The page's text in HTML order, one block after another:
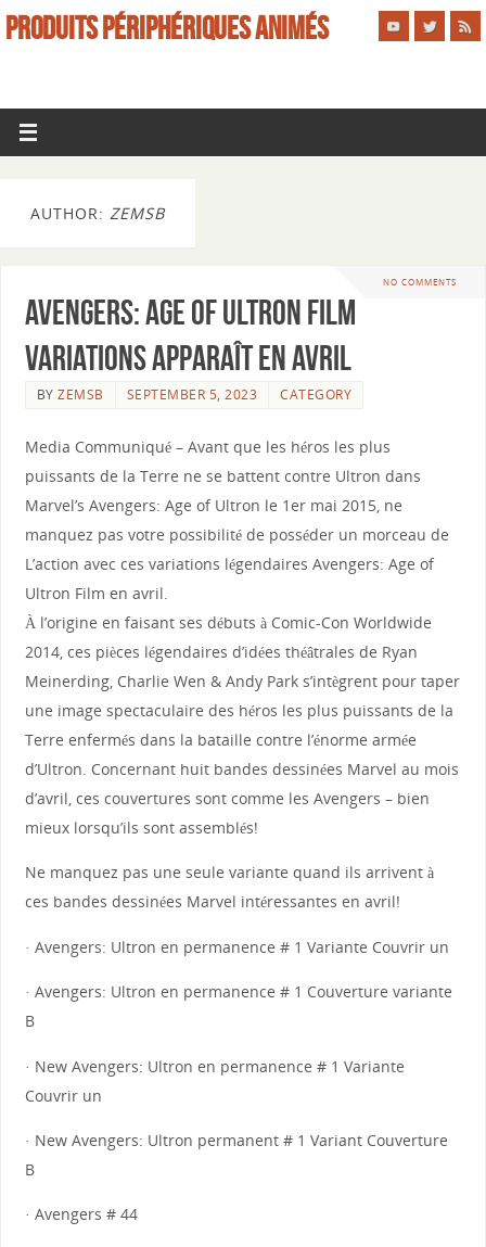
PRODUITS PÉRIPHÉRIQUES ANIMÉS
AUTHOR: ZEMSB
NO COMMENTS
Avengers: Age of Ultron Film
Variations apparaît en avril
BYZEMSB SEPTEMBER 5, 2023 CATEGORY
Media Communiqué – Avant que les héros les plus
puissants de la Terre ne se battent contre Ultron dans
Marvel’s Avengers: Age of Ultron le 1er mai 2015, ne
manquez pas votre possibilité de posséder un morceau de
L’action avec ces variations légendaires Avengers: Age of
Ultron Film en avril.
À l’origine en faisant ses débuts à Comic-Con Worldwide
2014, ces pièces légendaires d’idées théâtrales de Ryan
Meinerding, Charlie Wen & Andy Park s’intègrent pour taper
une image spectaculaire des héros les plus puissants de la
Terre enfermés dans la bataille contre l’énorme armée
d’Ultron. Concernant huit bandes dessinées Marvel au mois
d’avril, ces couvertures sont comme les Avengers – bien
mieux lorsqu’ils sont assemblés!
Ne manquez pas une seule variante quand ils arrivent à
ces bandes dessinées Marvel intéressantes en avril!
· Avengers: Ultron en permanence # 1 Variante Couvrir un
· Avengers: Ultron en permanence # 1 Couverture variante
B
· New Avengers: Ultron en permanence # 1 Variante
Couvrir un
· New Avengers: Ultron permanent # 1 Variant Couverture
B
· Avengers # 44